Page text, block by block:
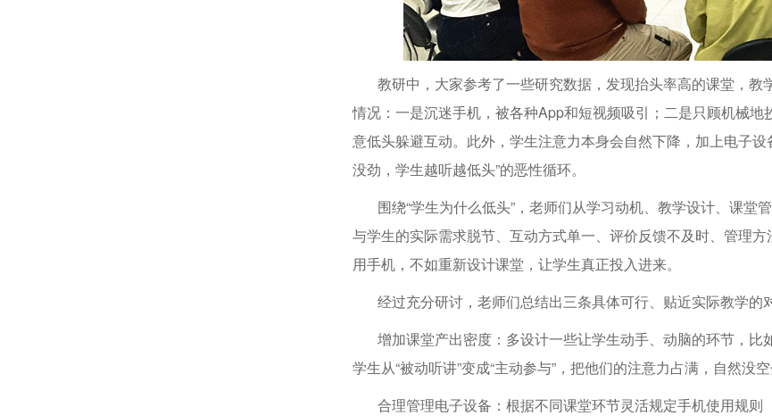
教研中，大家参考了一些研究数据，发现抬头率高的课堂，
情况：一是沉迷手机，被各种App和短视频吸引；二是只顾机械
意低头躲避互动。此外，学生注意力本身会自然下降，加上电子
没劲，学生越听越低头”的恶性循环。
围绕“学生为什么低头”，老师们从学习动机、教学设计、课
与学生的实际需求脱节、互动方式单一、评价反馈不及时、管理
用手机，不如重新设计课堂，让学生真正投入进来。
经过充分研讨，老师们总结出三条具体可行、贴近实际教学的
增加课堂产出密度：多设计一些让学生动手、动脑的环节，
学生从“被动听讲”变成“主动参与”，把他们的注意力占满，自然没空
合理管理电子设备：根据不同课堂环节灵活规定手机使用规